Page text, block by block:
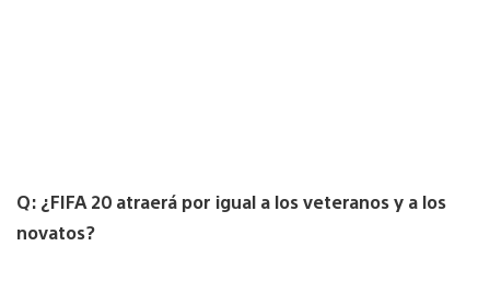
Q: ¿FIFA 20 atraerá por igual a los veteranos y a los
novatos?